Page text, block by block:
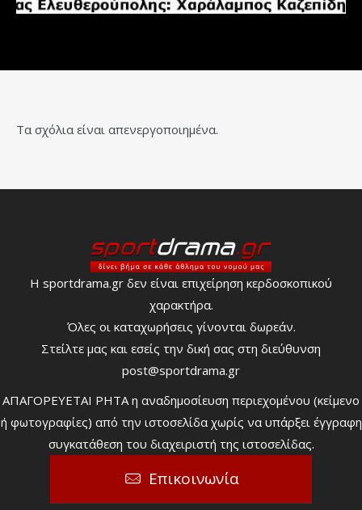
Τα σχόλια είναι απενεργοποιημένα.
Η sportdrama.gr δεν είναι επιχείρηση κερδοσκοπικού
χαρακτήρα.
Όλες οι καταχωρήσεις γίνονται δωρεάν.
Στείλτε μας και εσείς την δική σας στη διεύθυνση
post@sportdrama.gr
ΑΠΑΓΟΡΕΥΕΤΑΙ ΡΗΤΑ η αναδημοσίευση περιεχομένου (κείμενο
ή φωτογραφίες) από την ιστοσελίδα χωρίς να υπάρξει έγγραφη
συγκατάθεση του διαχειριστή της ιστοσελίδας.
Επικοινωνία